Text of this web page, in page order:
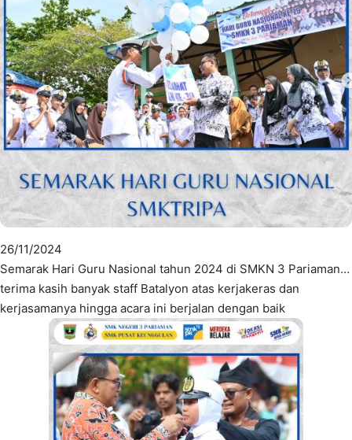
26/11/2024
Semarak Hari Guru Nasional tahun 2024 di SMKN 3 Pariaman…
terima kasih banyak staff Batalyon atas kerjakeras dan
kerjasamanya hingga acara ini berjalan dengan baik